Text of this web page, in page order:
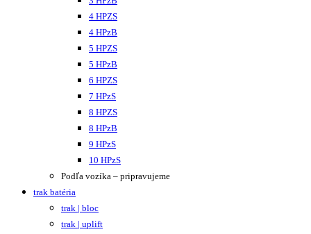
4 HPZS
4 HPzB
5 HPZS
5 HPzB
6 HPZS
7 HPzS
8 HPZS
8 HPzB
9 HPzS
10 HPzS
Podľa vozíka – pripravujeme
trak batéria
trak | bloc
trak | uplift